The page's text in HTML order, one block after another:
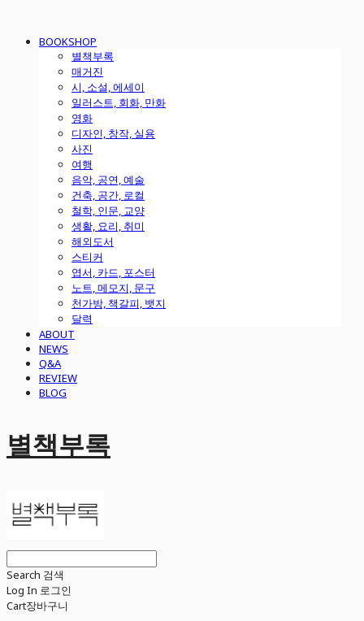
BOOKSHOP
별책부록
매거진
시, 소설, 에세이
일러스트, 회화, 만화
영화
디자인, 창작, 실용
사진
여행
음악, 공연, 예술
건축, 공간, 로컬
철학, 인문, 교양
생활, 요리, 취미
해외도서
스티커
엽서, 카드, 포스터
노트, 메모지, 문구
천가방, 책갈피, 뱃지
달력
ABOUT
NEWS
Q&A
REVIEW
BLOG
별책부록
Search 검색
Log In 로그인
Cart장바구니